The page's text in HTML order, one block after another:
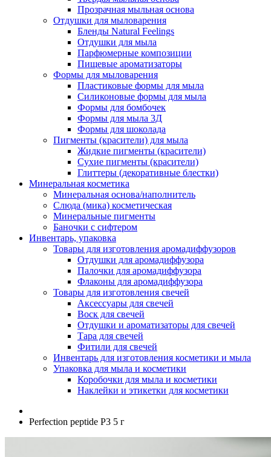
Прозрачная мыльная основа
Отдушки для мыловарения
Бленды Natural Feelings
Отдушки для мыла
Парфюмерные композиции
Пищевые ароматизаторы
Формы для мыловарения
Пластиковые формы для мыла
Силиконовые формы для мыла
Формы для бомбочек
Формы для мыла 3Д
Формы для шоколада
Пигменты (красители) для мыла
Жидкие пигменты (красители)
Сухие пигменты (красители)
Глиттеры (декоративные блестки)
Минеральная косметика
Минеральная основа/наполнитель
Слюда (мика) косметическая
Минеральные пигменты
Баночки с сифтером
Инвентарь, упаковка
Товары для изготовления аромадиффузоров
Отдушки для аромадиффузора
Палочки для аромадиффузора
Флаконы для аромадиффузора
Товары для изготовления свечей
Аксессуары для свечей
Воск для свечей
Отдушки и ароматизаторы для свечей
Тара для свечей
Фитили для свечей
Инвентарь для изготовления косметики и мыла
Упаковка для мыла и косметики
Коробочки для мыла и косметики
Наклейки и этикетки для косметики
Perfection peptide P3 5 г